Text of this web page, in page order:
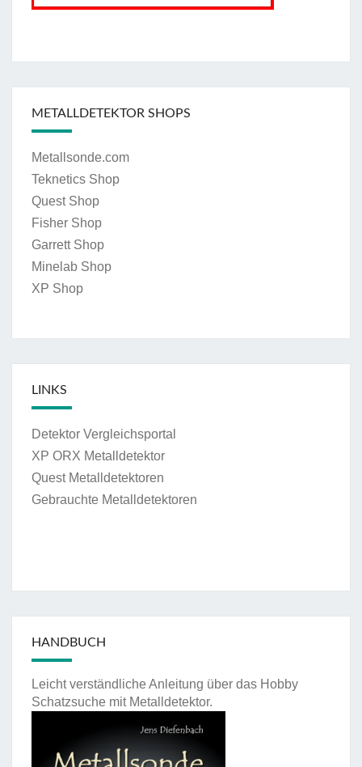
METALLDETEKTOR SHOPS
Metallsonde.com
Teknetics Shop
Quest Shop
Fisher Shop
Garrett Shop
Minelab Shop
XP Shop
LINKS
Detektor Vergleichsportal
XP ORX Metalldetektor
Quest Metalldetektoren
Gebrauchte Metalldetektoren
HANDBUCH
Leicht verständliche Anleitung über das Hobby
Schatzsuche mit Metalldetektor.